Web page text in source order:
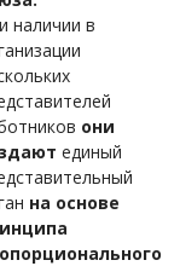
наличии в
они
единый
на основе